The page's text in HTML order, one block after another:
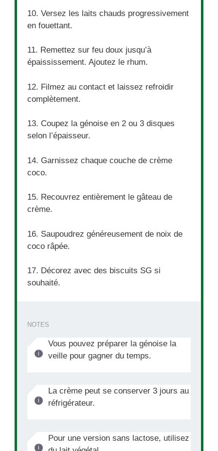
10. Versez les laits chauds progressivement
en fouettant.
11. Remettez sur feu doux jusqu’à
épaississement. Ajoutez le rhum.
12. Filmez au contact et laissez refroidir
complètement.
13. Coupez la génoise en 2 ou 3 disques
selon l’épaisseur.
14. Garnissez chaque couche de crème
coco.
15. Recouvrez entièrement le gâteau de
crème.
16. Saupoudrez généreusement de noix de
coco râpée.
17. Décorez avec des biscuits SG si
souhaité.
NOTES
Vous pouvez préparer la génoise la
veille pour gagner du temps.
La crème peut se conserver 3 jours au
réfrigérateur.
Pour une version sans lactose, utilisez